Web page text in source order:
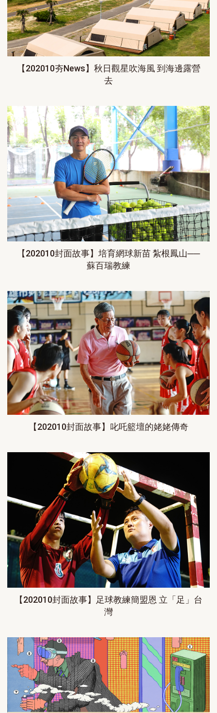
【202010夯News】秋日觀星吹海風 到海邊露營
去
【202010封面故事】培育網球新苗 紮根鳳山──
蘇百瑞教練
【202010封面故事】叱吒籃壇的姥姥傳奇
【202010封面故事】足球教練簡盟恩 立「足」台
灣